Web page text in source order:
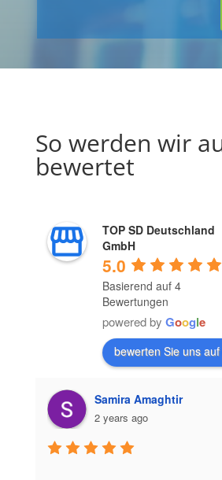
So werden wir
bewertet
TOP SD Deutschland
GmbH
5.0
Basierend auf 4
Bewertungen
powered by Google
bewerten Sie uns auf
Samira Amaghtir
2 years ago